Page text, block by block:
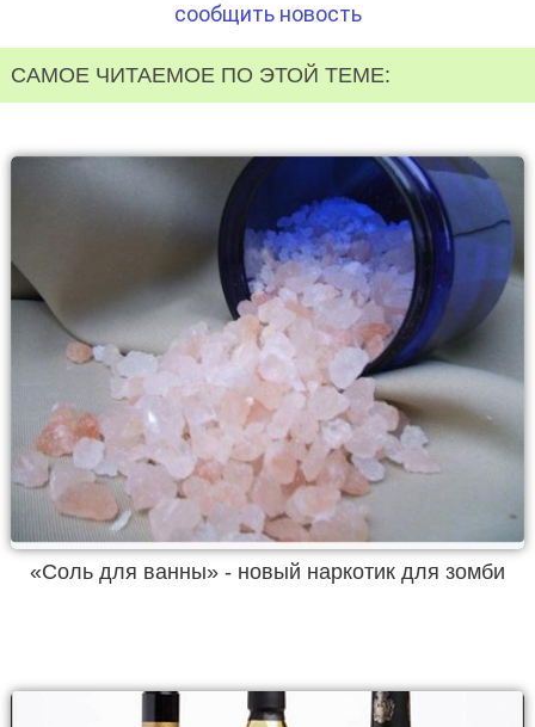
сообщить новость
САМОЕ ЧИТАЕМОЕ ПО ЭТОЙ ТЕМЕ:
«Соль для ванны» - новый наркотик для зомби